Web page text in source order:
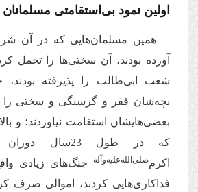
اولین نمود بی‌استقامتی مسلمانان
همین مسلمان‌هایی که در آن
آورده بودند، آن سختی‌ها را تحمل
شعب ابی‌طالب را پذیرفته
بچه‌شان فقر و گرسنگی و سختی را
بعضی‌هایشان استقامت نیاوردند؛ و
که در طول 23سال
اکرم‌صلی‌الله‌علیه‌و‌آله
جنگ‌های زیادی
فداکاری‌هایی کردند، اموالی صرف